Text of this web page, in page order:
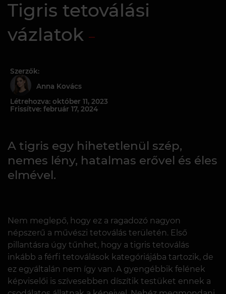
Tigris tetoválási
vázlatok
Szerzők:
Anna Kovács
Létrehozva: október 11, 2023
Frissítve: február 17, 2024
A tigris egy hihetetlenül szép,
nemes lény, hatalmas erővel és éles
elmével.
Nem meglepő, hogy ez a ragadozó nagyon
népszerű a művészi tetoválás területén. Első
pillantásra úgy tűnhet, hogy a tigris tetoválás
inkább a férfi tetoválások kategóriájába tartozik, de
ez egyáltalán nem így van. A gyengébbik felének
képviselői is szívesebben díszítik testüket ennek a